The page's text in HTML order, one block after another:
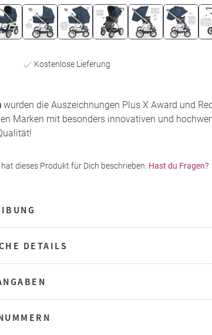
Kostenlose Lieferung
wurden die Auszeichnungen Plus X Award und
Marken mit besonders innovativen und
hat dieses Produkt für Dich beschrieben. Hast du Fragen?
DETAILS